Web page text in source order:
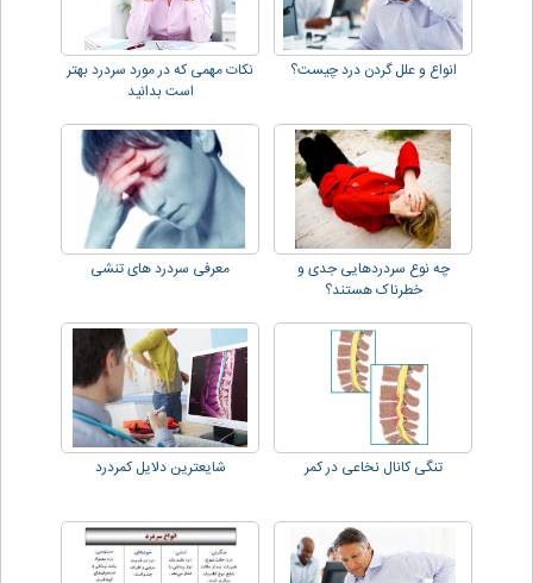
انواع و علل گردن درد چیست؟
نکات مهمی که در مورد سردرد بهتر
است بدانید
چه نوع سردردهایی جدی و
خطرناک هستند؟
معرفی سردرد های تنشی
تنگی کانال نخاعی در کمر شایعترین دلایل کمردرد